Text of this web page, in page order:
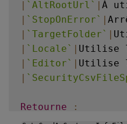
| ` AltRootUrl ` | À
| ` StopOnError` |
| ` TargetFolder` |
| ` Locale` | Utilise
| ` Editor` | Utilise
| `
Retourne :